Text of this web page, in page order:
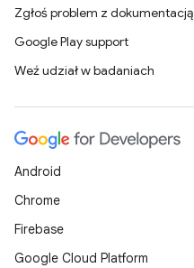
Zgłoś problem z dokumentacją
Google Play support
Weź udział w badaniach
Android
Chrome
Firebase
Google Cloud Platform